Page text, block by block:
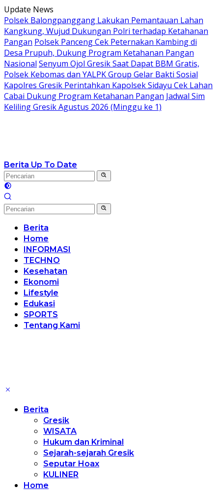
Langsung
ke
konten
Update News
Polsek Balongpanggang Lakukan Pemantauan Lahan
Kangkung, Wujud Dukungan Polri terhadap Ketahanan
Pangan Polsek Panceng Cek Peternakan Kambing di
Desa Prupuh, Dukung Program Ketahanan Pangan
Nasional Senyum Ojol Gresik Saat Dapat BBM Gratis,
Polsek Kebomas dan YALPK Group Gelar Bakti Sosial
Kapolres Gresik Perintahkan Kapolsek Sidayu Cek Lahan
Cabai Dukung Program Ketahanan Pangan Jadwal Sim
Keliling Gresik Agustus 2026 (Minggu ke 1)
Berita Up To Date
Berita
Home
INFORMASI
TECHNO
Kesehatan
Ekonomi
Lifestyle
Edukasi
SPORTS
Tentang Kami
Berita
Gresik
WISATA
Hukum dan Kriminal
Sejarah-sejarah Gresik
Seputar Hoax
KULINER
Home